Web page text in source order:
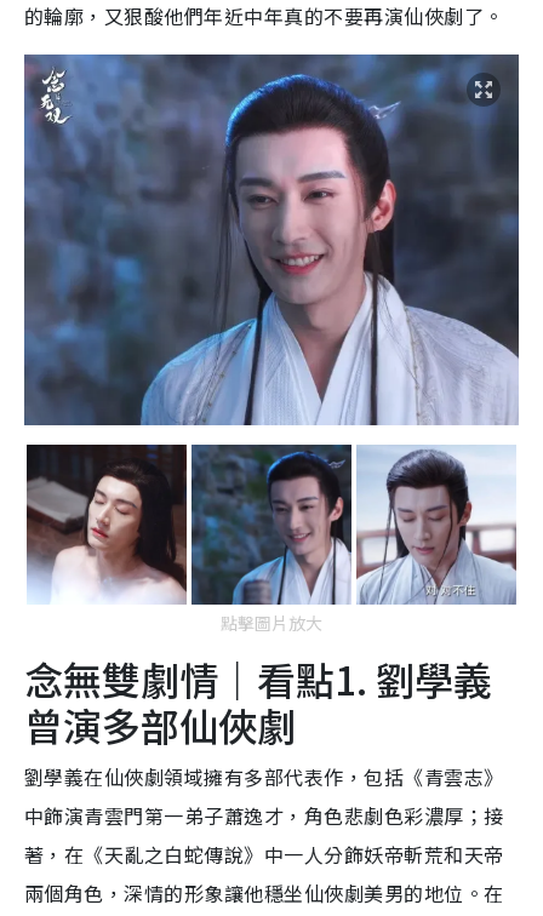
的輪廓，又狠酸他們年近中年真的不要再演仙俠劇了。
點擊圖片放大
念無雙劇情｜看點1. 劉學義
曾演多部仙俠劇
劉學義在仙俠劇領域擁有多部代表作，包括《青雲志》
中飾演青雲門第一弟子蕭逸才，角色悲劇色彩濃厚；接
著，在《天亂之白蛇傳說》中一人分飾妖帝斬荒和天帝
兩個角色，深情的形象讓他穩坐仙俠劇美男的地位。在